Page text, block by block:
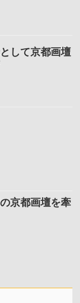
して京都画壇
京都画壇を牽